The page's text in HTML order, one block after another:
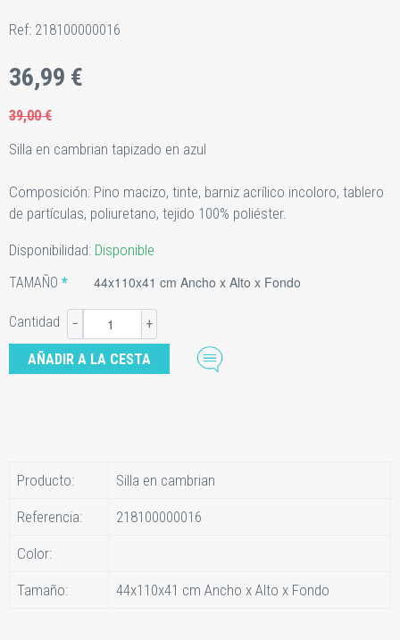
Ref: 218100000016
36,99 €
39,00 €
Silla en cambrian tapizado en azul
Composición: Pino macizo, tinte, barniz acrílico incoloro, tablero
de partículas, poliuretano, tejido 100% poliéster.
Disponibilidad: Disponible
TAMAÑO 44x110x41 cm Ancho x Alto x Fondo
Cantidad − +
Producto: Silla en cambrian
Referencia: 218100000016
Color:
Tamaño: 44x110x41 cm Ancho x Alto x Fondo